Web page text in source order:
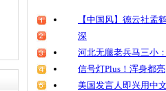
【中国风】德云社孟
深
河北无腿老兵马三小
信号灯Plus！浑身都亮
美国发言人即兴用中